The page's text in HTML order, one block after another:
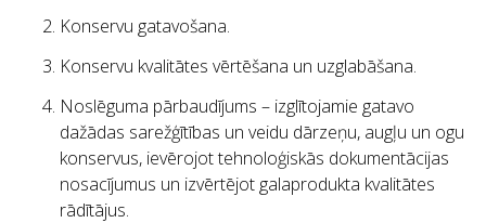
Konservu gatavošana.
Konservu kvalitātes vērtēšana un uzglabāšana.
Noslēguma pārbaudījums – izglītojamie gatavo
dažādas sarežģītības un veidu dārzeņu, augļu un ogu
konservus, ievērojot tehnoloģiskās dokumentācijas
nosacījumus un izvērtējot galaprodukta kvalitātes
rādītājus.